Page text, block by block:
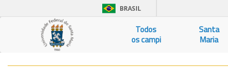
BRASIL
Todos
os campi
Santa
Maria